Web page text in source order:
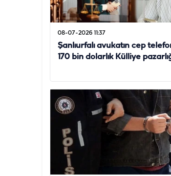
08-07-2026 11:37
Şanlıurfalı avukatın cep
170 bin dolarlık Külliye